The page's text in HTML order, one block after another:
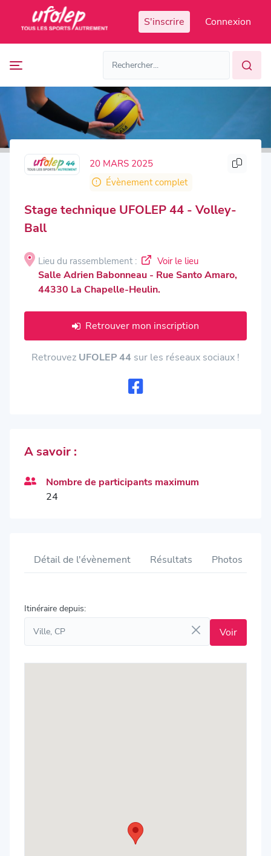
S'inscrire Connexion
manifestations
Manifestations
passées
Accès
organisateur
Détail de l'évènement Résultats Photos
Itinéraire depuis:
20 MARS 2025
Évènement complet
Stage technique UFOLEP 44 - Volley-
Ball
Lieu du rassemblement : Voir le lieu
Salle Adrien Babonneau - Rue Santo Amaro,
44330 La Chapelle-Heulin.
Retrouver mon inscription
Retrouvez UFOLEP 44 sur les réseaux sociaux !
A savoir :
Nombre de participants maximum
24
Panneau de gestion des cookies